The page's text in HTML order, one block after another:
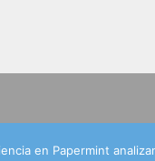
en Papermint